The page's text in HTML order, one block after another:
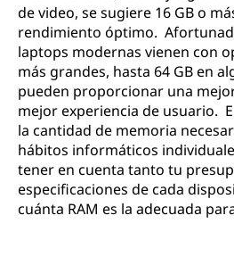
de video, se sugiere 16 GB o
rendimiento óptimo.
laptops modernas vienen con
más grandes, hasta 64 GB en
pueden proporcionar una
mejor experiencia de usuario.
la cantidad de memoria
hábitos informáticos
tener en cuenta tanto tu
especificaciones de cada
cuánta RAM es la adecuada